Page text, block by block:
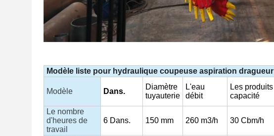
Modèle liste pour hydraulique coupeuse aspiration dragueur
Modèle Dans.
Diamètre
tuyauterie
L'eau
débit
Les produits
capacité
Le nombre
d'heures de
travail
6 Dans. 150 mm 260 m3/h 30 Cbm/h